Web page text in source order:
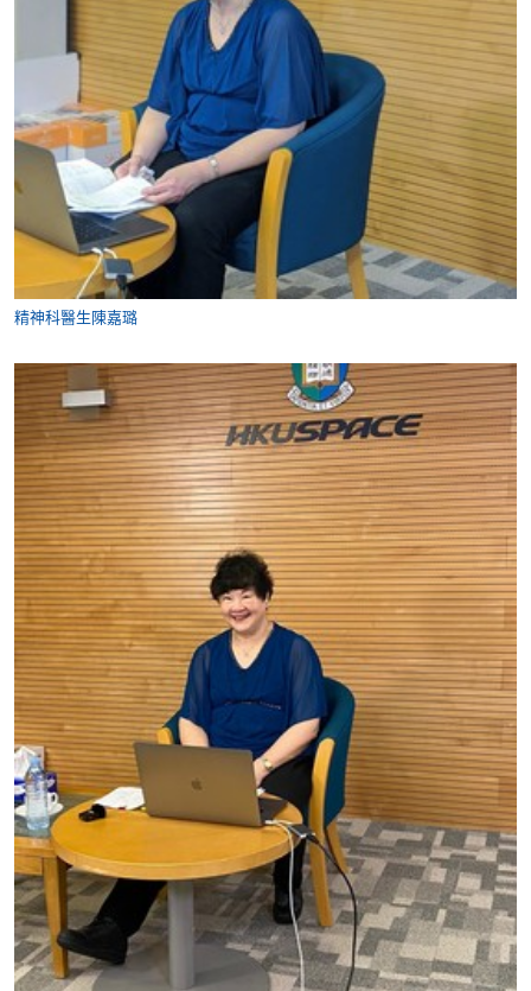
精神科醫生陳嘉璐